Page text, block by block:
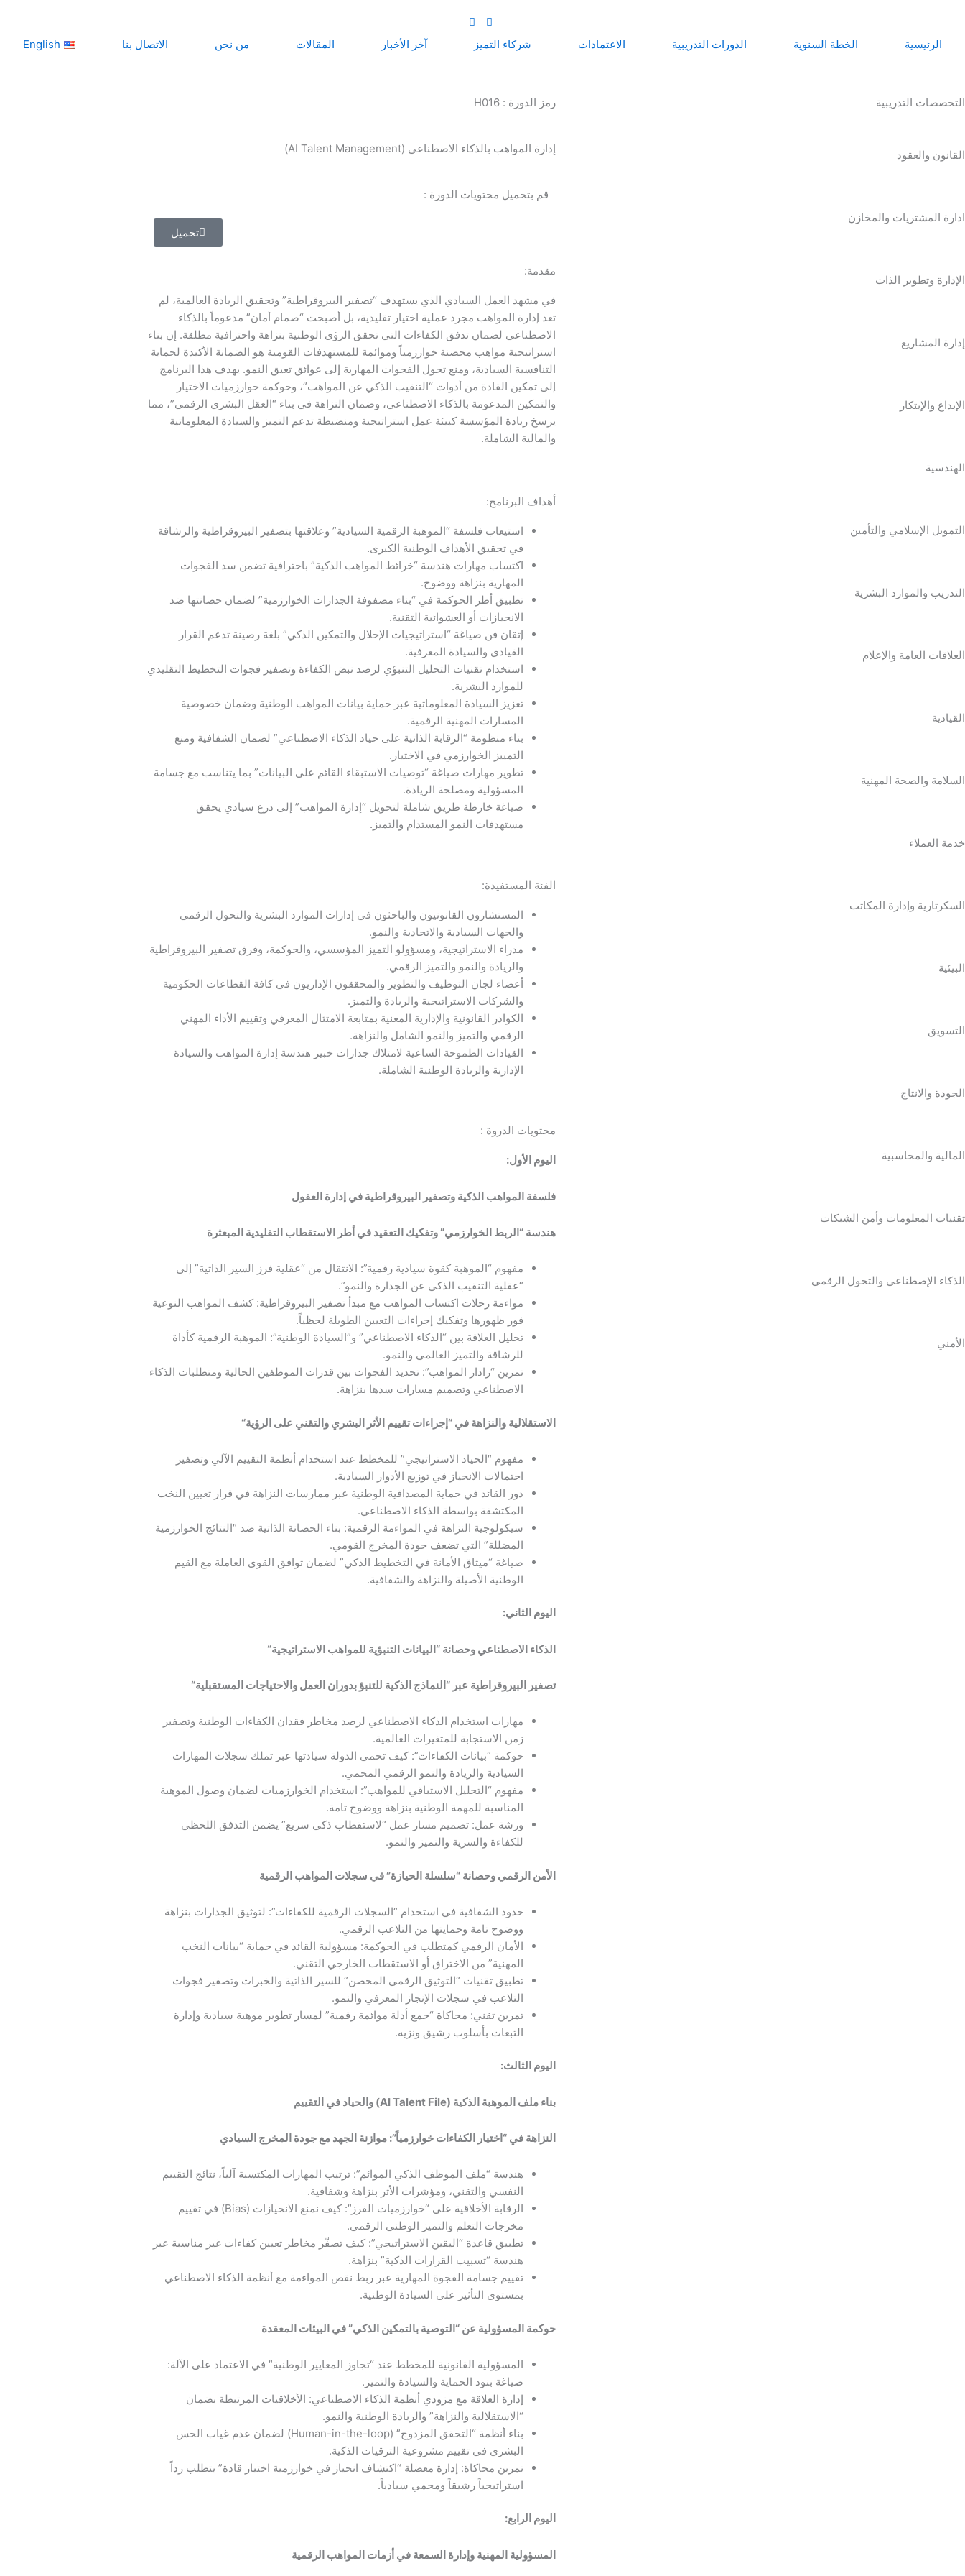
المحتوىالرئيسية الخطة السنوية الدورات التدريبية الاعتمادات شركاء التميز آخر الأخبار المقالات من نحن الاتصال بنا English
التخصصات التدريبية
القانون والعقود
ادارة المشتريات والمخازن
الإدارة وتطوير الذات
إدارة المشاريع
الإبداع والإبتكار
الهندسية
التمويل الإسلامي والتأمين
التدريب والموارد البشرية
العلاقات العامة والإعلام
القيادية
السلامة والصحة المهنية
خدمة العملاء
السكرتارية وإدارة المكاتب
البيئية
التسويق
الجودة والانتاج
المالية والمحاسبية
تقنيات المعلومات وأمن الشبكات
الذكاء الإصطناعي والتحول الرقمي
الأمني
رمز الدورة : H016
إدارة المواهب بالذكاء الاصطناعي (AI Talent Management)
قم بتحميل محتويات الدورة :
تحميل
مقدمة:
في مشهد العمل السيادي الذي يستهدف “تصفير البيروقراطية” وتحقيق الريادة العالمية، لم
تعد إدارة المواهب مجرد عملية اختيار تقليدية، بل أصبحت “صمام أمان” مدعوماً بالذكاء
الاصطناعي لضمان تدفق الكفاءات التي تحقق الرؤى الوطنية بنزاهة واحترافية مطلقة. إن بناء
استراتيجية مواهب محصنة خوارزمياً وموائمة للمستهدفات القومية هو الضمانة الأكيدة لحماية
التنافسية السيادية، ومنع تحول الفجوات المهارية إلى عوائق تعيق النمو. يهدف هذا البرنامج
إلى تمكين القادة من أدوات “التنقيب الذكي عن المواهب”، وحوكمة خوارزميات الاختيار
والتمكين المدعومة بالذكاء الاصطناعي، وضمان النزاهة في بناء “العقل البشري الرقمي”، مما
يرسخ ريادة المؤسسة كبيئة عمل استراتيجية ومنضبطة تدعم التميز والسيادة المعلوماتية
والمالية الشاملة.
أهداف البرنامج:
استيعاب فلسفة “الموهبة الرقمية السيادية” وعلاقتها بتصفير البيروقراطية والرشاقة
في تحقيق الأهداف الوطنية الكبرى.
اكتساب مهارات هندسة “خرائط المواهب الذكية” باحترافية تضمن سد الفجوات
المهارية بنزاهة ووضوح.
تطبيق أطر الحوكمة في “بناء مصفوفة الجدارات الخوارزمية” لضمان حصانتها ضد
الانحيازات أو العشوائية التقنية.
إتقان فن صياغة “استراتيجيات الإحلال والتمكين الذكي” بلغة رصينة تدعم القرار
القيادي والسيادة المعرفية.
استخدام تقنيات التحليل التنبؤي لرصد نبض الكفاءة وتصفير فجوات التخطيط التقليدي
للموارد البشرية.
تعزيز السيادة المعلوماتية عبر حماية بيانات المواهب الوطنية وضمان خصوصية
المسارات المهنية الرقمية.
بناء منظومة “الرقابة الذاتية على حياد الذكاء الاصطناعي” لضمان الشفافية ومنع
التمييز الخوارزمي في الاختيار.
تطوير مهارات صياغة “توصيات الاستبقاء القائم على البيانات” بما يتناسب مع جسامة
المسؤولية ومصلحة الريادة.
صياغة خارطة طريق شاملة لتحويل “إدارة المواهب” إلى درع سيادي يحقق
مستهدفات النمو المستدام والتميز.
الفئة المستفيدة:
المستشارون القانونيون والباحثون في إدارات الموارد البشرية والتحول الرقمي
والجهات السيادية والاتحادية والنمو.
مدراء الاستراتيجية، ومسؤولو التميز المؤسسي، والحوكمة، وفرق تصفير البيروقراطية
والريادة والنمو والتميز الرقمي.
أعضاء لجان التوظيف والتطوير والمحققون الإداريون في كافة القطاعات الحكومية
والشركات الاستراتيجية والريادة والتميز.
الكوادر القانونية والإدارية المعنية بمتابعة الامتثال المعرفي وتقييم الأداء المهني
الرقمي والتميز والنمو الشامل والنزاهة.
القيادات الطموحة الساعية لامتلاك جدارات خبير هندسة إدارة المواهب والسيادة
الإدارية والريادة الوطنية الشاملة.
محتويات الدروة :
اليوم الأول:
فلسفة المواهب الذكية وتصفير البيروقراطية في إدارة العقول
هندسة “الربط الخوارزمي” وتفكيك التعقيد في أطر الاستقطاب التقليدية المبعثرة
مفهوم “الموهبة كقوة سيادية رقمية”: الانتقال من “عقلية فرز السير الذاتية” إلى
“عقلية التنقيب الذكي عن الجدارة والنمو”.
مواءمة رحلات اكتساب المواهب مع مبدأ تصفير البيروقراطية: كشف المواهب النوعية
فور ظهورها وتفكيك إجراءات التعيين الطويلة لحظياً.
تحليل العلاقة بين “الذكاء الاصطناعي” و”السيادة الوطنية”: الموهبة الرقمية كأداة
للرشاقة والتميز العالمي والنمو.
تمرين “رادار المواهب”: تحديد الفجوات بين قدرات الموظفين الحالية ومتطلبات الذكاء
الاصطناعي وتصميم مسارات سدها بنزاهة.
الاستقلالية والنزاهة في “إجراءات تقييم الأثر البشري والتقني على الرؤية“
مفهوم “الحياد الاستراتيجي” للمخطط عند استخدام أنظمة التقييم الآلي وتصفير
احتمالات الانحياز في توزيع الأدوار السيادية.
دور القائد في حماية المصداقية الوطنية عبر ممارسات النزاهة في قرار تعيين النخب
المكتشفة بواسطة الذكاء الاصطناعي.
سيكولوجية النزاهة في المواءمة الرقمية: بناء الحصانة الذاتية ضد “النتائج الخوارزمية
المضللة” التي تضعف جودة المخرج القومي.
صياغة “ميثاق الأمانة في التخطيط الذكي” لضمان توافق القوى العاملة مع القيم
الوطنية الأصيلة والنزاهة والشفافية.
اليوم الثاني:
الذكاء الاصطناعي وحصانة “البيانات التنبؤية للمواهب الاستراتيجية“
تصفير البيروقراطية عبر “النماذج الذكية للتنبؤ بدوران العمل والاحتياجات المستقبلية“
مهارات استخدام الذكاء الاصطناعي لرصد مخاطر فقدان الكفاءات الوطنية وتصفير
زمن الاستجابة للمتغيرات العالمية.
حوكمة “بيانات الكفاءات”: كيف تحمي الدولة سيادتها عبر تملك سجلات المهارات
السيادية والريادة والنمو الرقمي المحمي.
مفهوم “التحليل الاستباقي للمواهب”: استخدام الخوارزميات لضمان وصول الموهبة
المناسبة للمهمة الوطنية بنزاهة ووضوح تامة.
ورشة عمل: تصميم مسار عمل “لاستقطاب ذكي سريع” يضمن التدفق اللحظي
للكفاءة والسرية والتميز والنمو.
الأمن الرقمي وحصانة “سلسلة الحيازة” في سجلات المواهب الرقمية
حدود الشفافية في استخدام “السجلات الرقمية للكفاءات”: لتوثيق الجدارات بنزاهة
ووضوح تامة وحمايتها من التلاعب الرقمي.
الأمان الرقمي كمتطلب في الحوكمة: مسؤولية القائد في حماية “بيانات النخب
المهنية” من الاختراق أو الاستقطاب الخارجي التقني.
تطبيق تقنيات “التوثيق الرقمي المحصن” للسير الذاتية والخبرات وتصفير فجوات
التلاعب في سجلات الإنجاز المعرفي والنمو.
تمرين تقني: محاكاة “جمع أدلة موائمة رقمية” لمسار تطوير موهبة سيادية وإدارة
التبعات بأسلوب رشيق ونزيه.
اليوم الثالث:
بناء ملف الموهبة الذكية (AI Talent File) والحياد في التقييم
النزاهة في “اختيار الكفاءات خوارزمياً”: موازنة الجهد مع جودة المخرج السيادي
هندسة “ملف الموظف الذكي الموائم”: ترتيب المهارات المكتسبة آلياً، نتائج التقييم
النفسي والتقني، ومؤشرات الأثر بنزاهة وشفافية.
الرقابة الأخلاقية على “خوارزميات الفرز”: كيف نمنع الانحيازات (Bias) في تقييم
مخرجات التعلم والتميز الوطني الرقمي.
تطبيق قاعدة “اليقين الاستراتيجي”: كيف تصفّر مخاطر تعيين كفاءات غير مناسبة عبر
هندسة “تسبيب القرارات الذكية” بنزاهة.
تقييم جسامة الفجوة المهارية عبر ربط نقص المواءمة مع أنظمة الذكاء الاصطناعي
بمستوى التأثير على السيادة الوطنية.
حوكمة المسؤولية عن “التوصية بالتمكين الذكي” في البيئات المعقدة
المسؤولية القانونية للمخطط عند “تجاوز المعايير الوطنية” في الاعتماد على الآلة:
صياغة بنود الحماية والسيادة والتميز.
إدارة العلاقة مع مزودي أنظمة الذكاء الاصطناعي: الأخلاقيات المرتبطة بضمان
“الاستقلالية والنزاهة” والريادة الوطنية والنمو.
بناء أنظمة “التحقق المزدوج” (Human-in-the-loop) لضمان عدم غياب الحس
البشري في تقييم مشروعية الترقيات الذكية.
تمرين محاكاة: إدارة معضلة “اكتشاف انحياز في خوارزمية اختيار قادة” يتطلب رداً
استراتيجياً رشيقاً ومحمي سيادياً.
اليوم الرابع:
المسؤولية المهنية وإدارة السمعة في أزمات المواهب الرقمية